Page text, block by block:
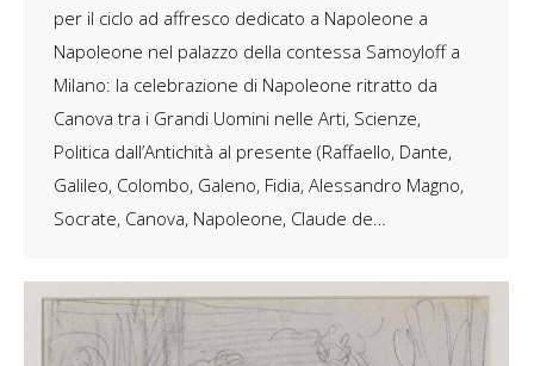
per il ciclo ad affresco dedicato a Napoleone a
Napoleone nel palazzo della contessa Samoyloff a
Milano: la celebrazione di Napoleone ritratto da
Canova tra i Grandi Uomini nelle Arti, Scienze,
Politica dall’Antichità al presente (Raffaello, Dante,
Galileo, Colombo, Galeno, Fidia, Alessandro Magno,
Socrate, Canova, Napoleone, Claude de…